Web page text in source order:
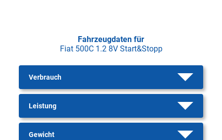
Fahrzeugdaten für
Fiat 500C 1.2 8V Start&Stopp
Verbrauch
Leistung
Gewicht